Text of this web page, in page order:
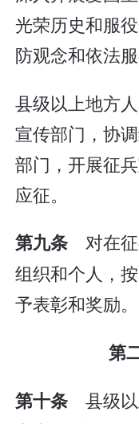
光荣历史和服
防观念和依法服
县级以上地方
宣传部门，协
部门，开展征
应征。
第九条 对在
组织和个人，
予表彰和奖励。
第
第十条 县级